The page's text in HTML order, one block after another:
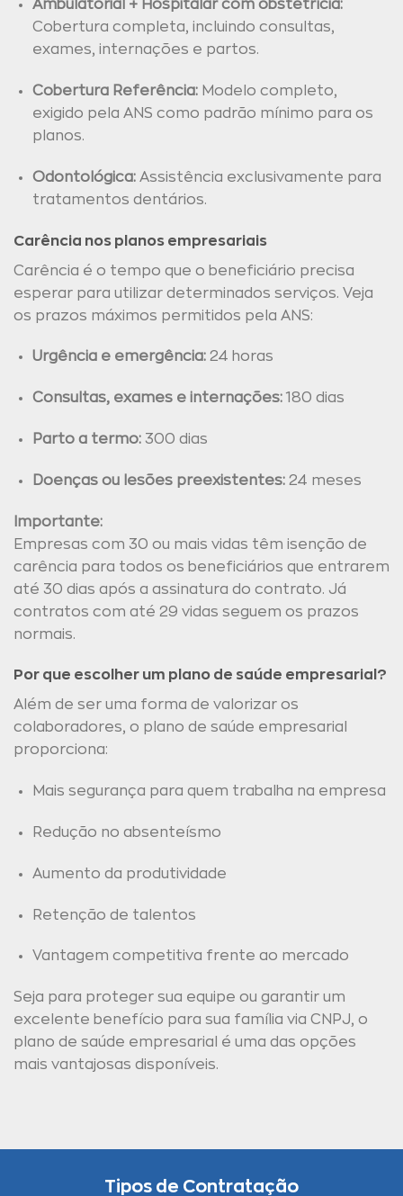
Ambulatorial + Hospitalar com obstetrícia:
Cobertura completa, incluindo consultas,
exames, internações e partos.
Cobertura Referência:Modelo completo,
exigido pela ANS como padrão mínimo para os
planos.
Odontológica:Assistência exclusivamente para
tratamentos dentários.
Carência nos planos empresariais
Carência é o tempo que o beneficiário precisa
esperar para utilizar determinados serviços. Veja
os prazos máximos permitidos pela ANS:
Urgência e emergência:24 horas
Consultas, exames e internações:180 dias
Parto a termo:300 dias
Doenças ou lesões preexistentes:24 meses
Importante:
Empresas com 30 ou mais vidas têm isenção de
carência para todos os beneficiários que entrarem
até 30 dias após a assinatura do contrato. Já
contratos com até 29 vidas seguem os prazos
normais.
Por que escolher um plano de saúde empresarial?
Além de ser uma forma de valorizar os
colaboradores, o plano de saúde empresarial
proporciona:
Mais segurança para quem trabalha na empresa
Redução no absenteísmo
Aumento da produtividade
Retenção de talentos
Vantagem competitiva frente ao mercado
Seja para proteger sua equipe ou garantir um
excelente benefício para sua família via CNPJ, o
plano de saúde empresarial é uma das opções
mais vantajosas disponíveis.
Tipos de Contratação